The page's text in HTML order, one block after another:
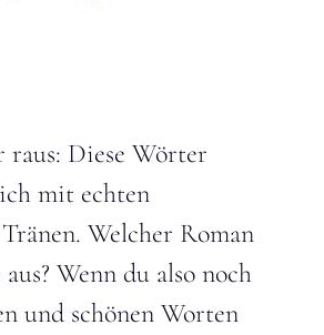
raus: Diese Wörter
mit echten
Welcher Roman
Wenn du also noch
und schönen Worten